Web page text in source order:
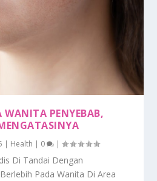
WANITA PENYEBAB,
| Health | 0 |
Di Tandai Dengan
Pada Wanita Di Area